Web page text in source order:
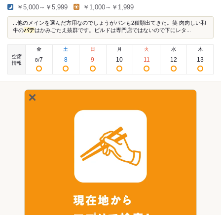
￥5,000～￥5,999 ￥1,000～￥1,999
...他のメインを選んだ方用なのでしょうがパンも2種類出てきた。笑 肉肉しい和
牛のパテはかみごたえ抜群です。ビルドは専門店ではないので下にレタ...
空席
情報
金
8/7
土
8
日
9
月
10
火
11
水
12
木
13